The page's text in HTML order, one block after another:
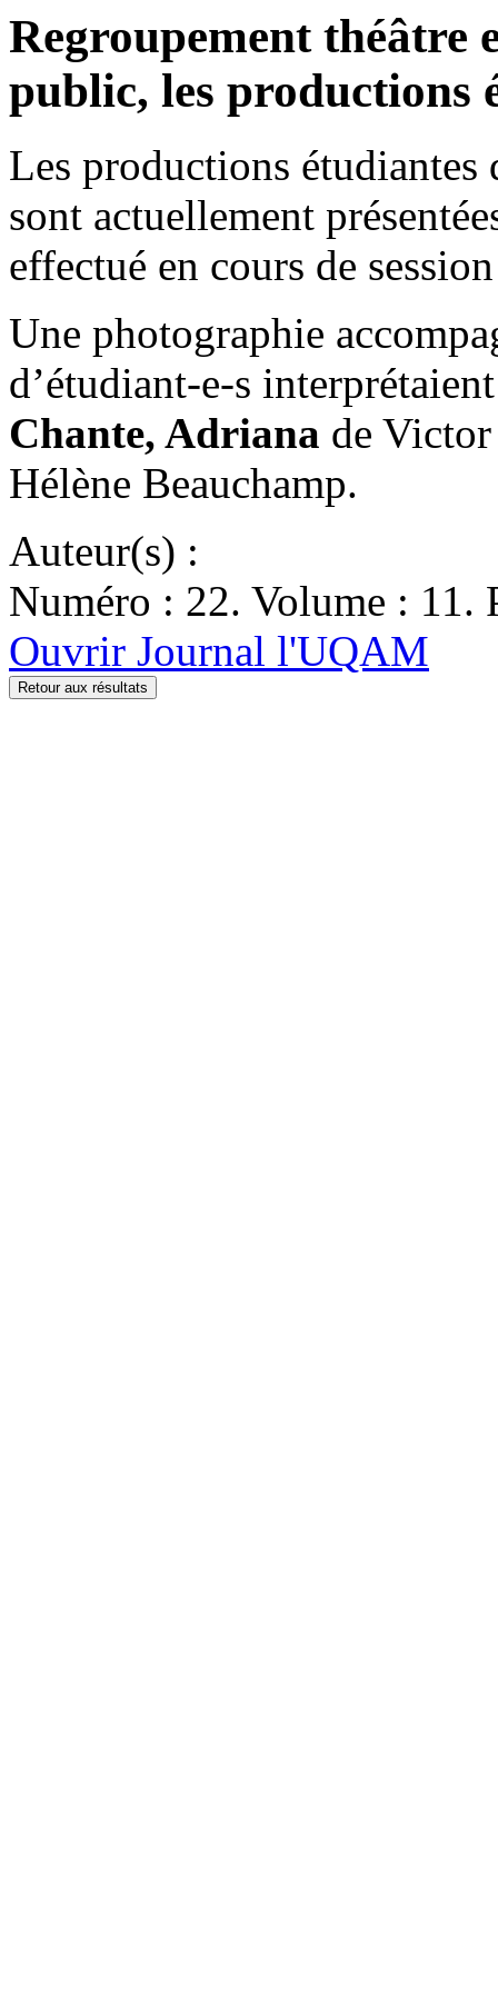
Regroupement théâtre
public, les productions
Les productions étudiantes
sont actuellement
effectué en cours de
Une photographie
d’étudiant-e-s
Chante, Adriana de
Hélène Beauchamp.
Auteur(s) :
Numéro : 22. Volume : 11.
Ouvrir Journal l'UQAM
Retour aux résultats